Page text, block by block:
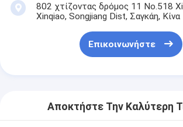
802 χτίζοντας δρόμος 11 No.518
Xinqiao, Songjiang Dist, Σαγκάη, Κίνα
Επικοινωνήστε
Αποκτήστε Την Καλύτερη